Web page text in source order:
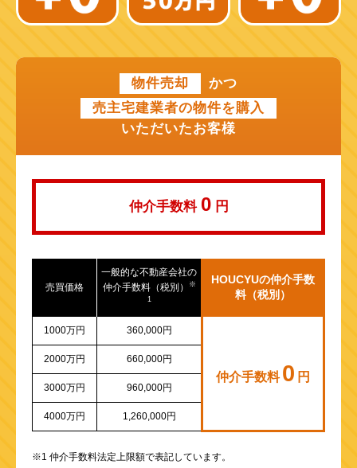
近鉄難波線
近鉄けいはんな線
山陽新幹線
物件売却
かつ
売主宅建業者の物件を購入
いただいたお客様
仲介手数料 0 円
売買価格
一般的な不動産会社の
仲介手数料（税別）
※
1
HOUCYUの仲介手数
料（税別）
1000万円 360,000円
仲介手数料 0 円
2000万円 660,000円
3000万円 960,000円
4000万円 1,260,000円
※1 仲介手数料法定上限額で表記しています。